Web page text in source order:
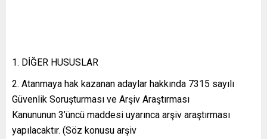
DİĞER HUSUSLAR
Atanmaya hak kazanan adaylar hakkında 7315 sayılı
Güvenlik Soruşturması ve Arşiv Araştırması
Kanununun 3’üncü maddesi uyarınca arşiv araştırması
yapılacaktır. (Söz konusu arşiv